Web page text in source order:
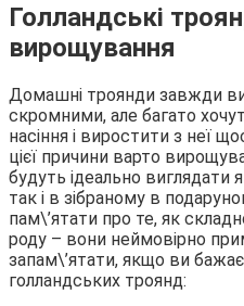
Голландські
вирощування
Домашні троянди завжди
скромними, але багато
насіння і виростити з неї
цієї причини варто
будуть ідеально виглядати
так і в зібраному в
пам\’ятати про те, як
роду – вони неймовірно
запам\’ятати, якщо ви
голландських троянд: